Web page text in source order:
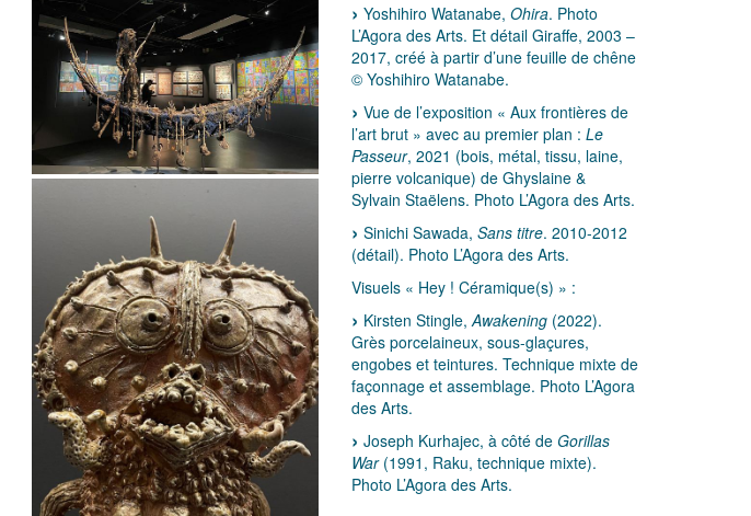
Yoshihiro Watanabe,Ohira. Photo
L’Agora des Arts. Et détail Giraffe, 2003 –
2017, créé à partir d’une feuille de chêne
© Yoshihiro Watanabe.
Vue de l’exposition « Aux frontières de
l’art brut » avec au premier plan :Le
Passeur, 2021 (bois, métal, tissu, laine,
pierre volcanique) de Ghyslaine &
Sylvain Staëlens. Photo L’Agora des Arts.
Sinichi Sawada,Sans titre. 2010-2012
(détail). Photo L’Agora des Arts.
Visuels « Hey ! Céramique(s) » :
Kirsten Stingle,Awakening (2022).
Grès porcelaineux, sous-glaçures,
engobes et teintures. Technique mixte de
façonnage et assemblage. Photo L’Agora
des Arts.
Joseph Kurhajec, à côté deGorillas
War(1991, Raku, technique mixte).
Photo L’Agora des Arts.